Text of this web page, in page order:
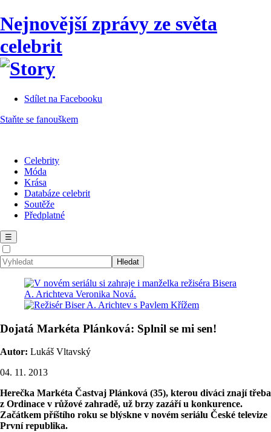
Nejnovější zprávy ze světa
celebrit
Sdílet na Facebooku
Staňte se fanouškem
Celebrity
Móda
Krása
Databáze celebrit
Soutěže
Předplatné
☰
Dojatá Markéta Plánková: Splnil se mi sen!
Autor: Lukáš Vltavský
04. 11. 2013
Herečka Markéta Častvaj Plánková (35), kterou diváci znají třeba
z Ordinace v růžové zahradě, už brzy zazáří u konkurence.
Začátkem příštího roku se blýskne v novém seriálu České televize
První republika.